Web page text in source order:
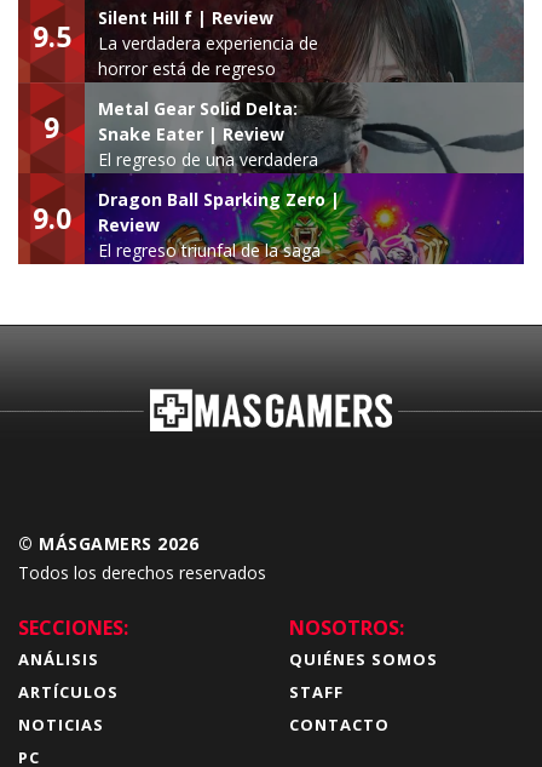
9.5
Silent Hill f | Review
La verdadera experiencia de
horror está de regreso
9
Metal Gear Solid Delta:
Snake Eater | Review
El regreso de una verdadera
leyenda
9.0
Dragon Ball Sparking Zero |
Review
El regreso triunfal de la saga
© MÁSGAMERS 2026
Todos los derechos reservados
SECCIONES:
ANÁLISIS
ARTÍCULOS
NOTICIAS
PC
NOSOTROS:
QUIÉNES SOMOS
STAFF
CONTACTO